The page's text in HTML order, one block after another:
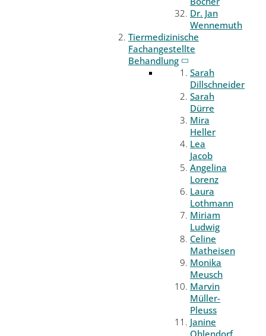
Dr. Jan
Wennemuth
Tiermedizinische
Fachangestellte
Behandlung
Sarah
Dillschneider
Sarah
Dürre
Mira
Heller
Lea
Jacob
Angelina
Lorenz
Laura
Lothmann
Miriam
Ludwig
Celine
Matheisen
Monika
Meusch
Marvin
Müller-
Pleuss
Janine
Ohlendorf